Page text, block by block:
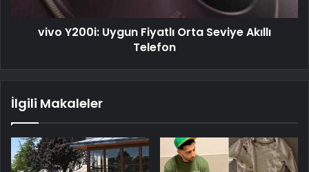
vivo Y200i: Uygun Fiyatlı Orta Seviye Akıllı
Telefon
İlgili Makaleler